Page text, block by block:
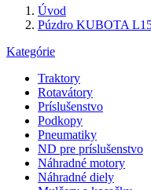
Úvod
Púzdro KUBOTA
Kategórie
Traktory
Rotavátory
Príslušenstvo
Podkopy
Pneumatiky
ND pre príslušenstvo
Náhradné motory
Náhradné diely